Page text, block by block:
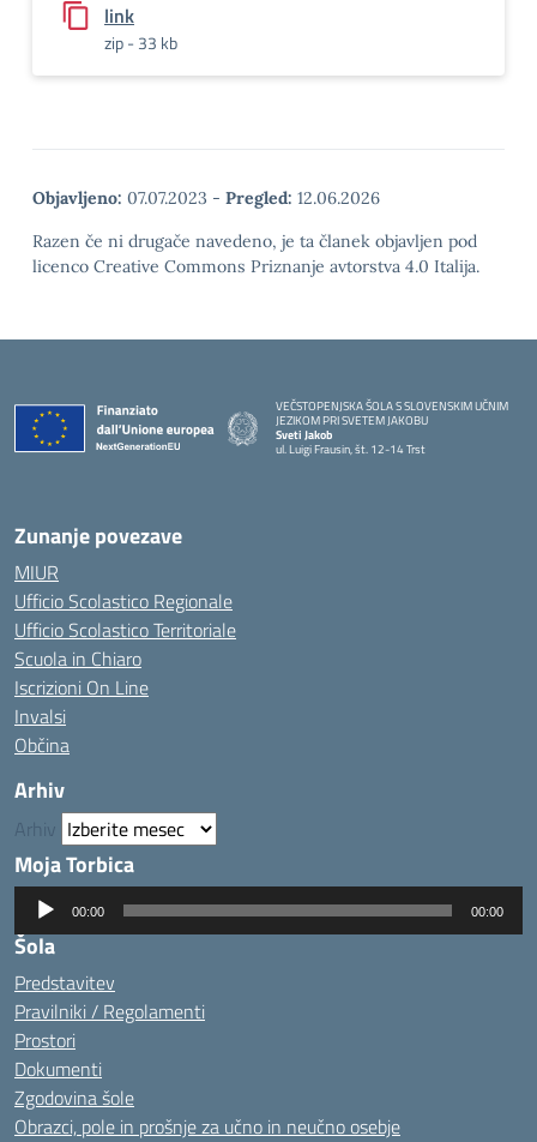
link
zip - 33 kb
Objavljeno: 07.07.2023 - Pregled: 12.06.2026
Razen če ni drugače navedeno, je ta članek objavljen pod
licenco Creative Commons Priznanje avtorstva 4.0 Italija.
VEČSTOPENJSKA ŠOLA S SLOVENSKIM UČNIM
JEZIKOM PRI SVETEM JAKOBU
Sveti Jakob
ul. Luigi Frausin, št. 12-14 Trst
— Visita la pagina iniziale della scuola
Zunanje povezave
MIUR
Ufficio Scolastico Regionale
Ufficio Scolastico Territoriale
Scuola in Chiaro
Iscrizioni On Line
Invalsi
Občina
Arhiv
Arhiv
Moja Torbica
Predvajalnik
zvoka
00:00 00:00
Šola
Predstavitev
Pravilniki / Regolamenti
Prostori
Dokumenti
Zgodovina šole
Obrazci, pole in prošnje za učno in neučno osebje